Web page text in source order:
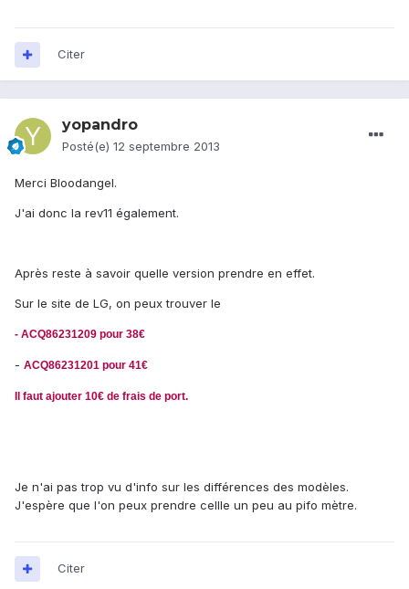
Citer
yopandro
Posté(e) 12 septembre 2013
Merci Bloodangel.
J'ai donc la rev11 également.
Après reste à savoir quelle version prendre en effet.
Sur le site de LG, on peux trouver le
- ACQ86231209 pour 38€
- ACQ86231201 pour 41€
Il faut ajouter 10€ de frais de port.
Je n'ai pas trop vu d'info sur les différences des modèles.
J'espère que l'on peux prendre cellle un peu au pifo mètre.
Citer